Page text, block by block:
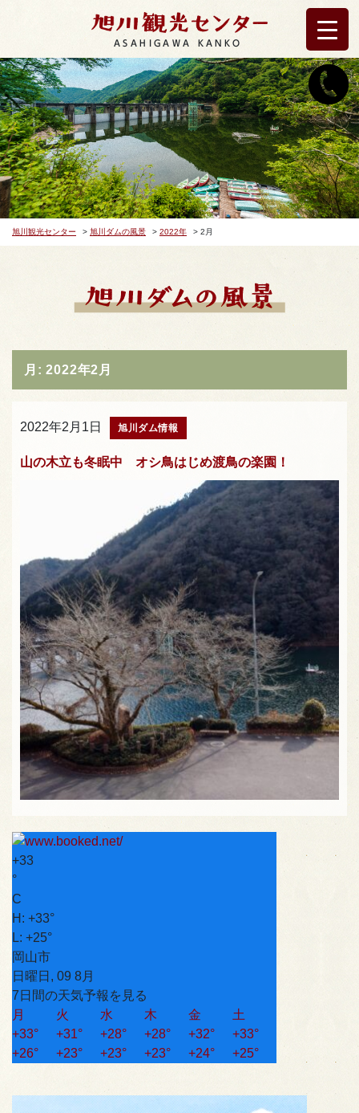
ASAHIGAWA KANKO
旭川観光センター > 旭川ダムの風景 > 2022年 > 2月
月:2022年2月
2022年2月1日 旭川ダム情報
山の木立も冬眠中 オシ鳥はじめ渡鳥の楽園！
+33
°
C
H: +33°
L: +25°
岡山市
日曜日, 09 8月
7日間の天気予報を見る
月
火 水 木 金
土
+33° +31° +28° +28° +32° +33°
+26° +23° +23° +23° +24° +25°